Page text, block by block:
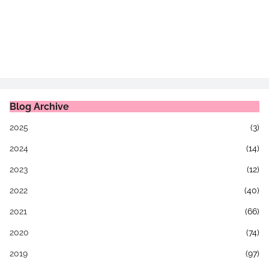
Blog Archive
2025 (3)
2024 (14)
2023 (12)
2022 (40)
2021 (66)
2020 (74)
2019 (97)